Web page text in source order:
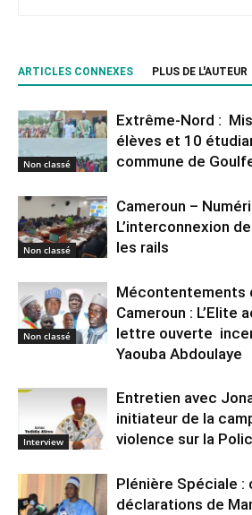
ARTICLES CONNEXES PLUS DE L'AUTEUR
Non classé
Extrême-Nord :
élèves et 10
commune de
Non classé
Cameroun –
L’interconnexion
les rails
Non classé
Mécontentements
Cameroun : L’Elite
lettre ouverte
Yaouba Abdoulaye
Interview
Entretien avec
initiateur de la
violence sur la
Plénière Spéciale :
déclarations de